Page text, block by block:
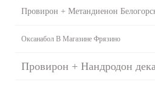
Провирон + Метандиенон
Оксанабол В Магазине Фрязино
Провирон + Нандродон